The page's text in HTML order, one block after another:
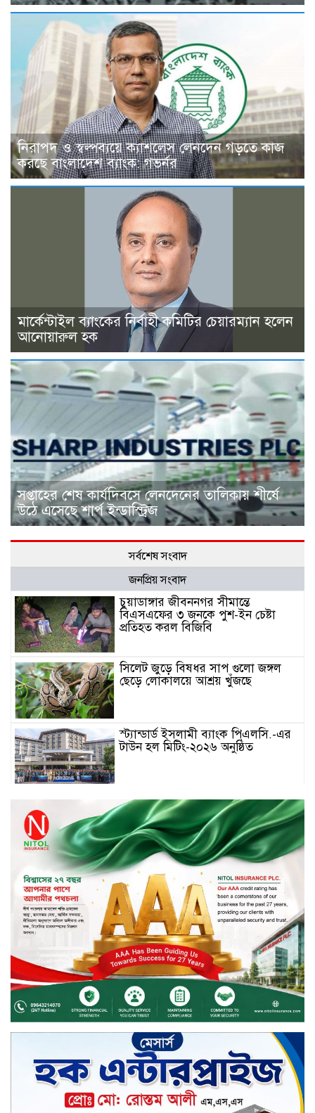
নিরাপদ ও স্বল্পব্যয়ে ক্যাশলেস লেনদেন গড়তে কাজ
করছে বাংলাদেশ ব্যাংক: গভর্নর
মার্কেন্টাইল ব্যাংকের নির্বাহী কমিটির চেয়ারম্যান হলেন
আনোয়ারুল হক
সপ্তাহের শেষ কার্যদিবসে লেনদেনের তালিকায় শীর্ষে
উঠে এসেছে শার্প ইন্ডাস্ট্রিজ
সর্বশেষ সংবাদ
জনপ্রিয় সংবাদ
চুয়াডাঙ্গার জীবননগর সীমান্তে
বিএসএফের ৩ জনকে পুশ-ইন চেষ্টা
প্রতিহত করল বিজিবি
সিলেট জুড়ে বিষধর সাপ গুলো জঙ্গল
ছেড়ে লোকালয়ে আশ্রয় খুঁজছে
স্ট্যান্ডার্ড ইসলামী ব্যাংক পিএলসি.-এর
টাউন হল মিটিং-২০২৬ অনুষ্ঠিত
বিদায়ী সপ্তাহে দর পতনের শীর্ষে এস
আলম কোল্ড রোল্ড
বিদায়ী সপ্তাহে দর বৃদ্ধির শীর্ষে ফারইস্ট
ফাইন্যান্স
বিদায়ী সপ্তাহে লেনদেনের শীর্ষে শার্প
ইন্ডাস্ট্রিজ
চুয়াডাঙ্গায় বিএআরআই’র কৃষি গবেষণা
কেন্দ্র, মেহেরপুর এর আঞ্চলিক রিভিউ
কর্মশালা/২০২৫-২৬ অনুষ্ঠিত
মুসলিম নিকাহ রেজিস্ট্রার কল্যাণ
পরিষদের সম্মেলন অনুষ্ঠিত